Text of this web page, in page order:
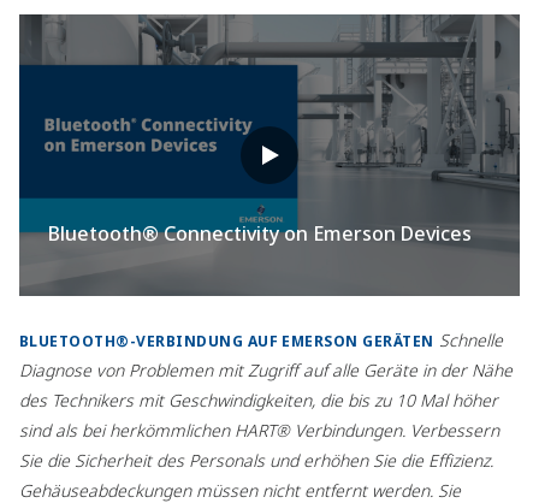
Bluetooth® Connectivity on Emerson Devices
BLUETOOTH®-VERBINDUNG AUF EMERSON GERÄTEN Schnelle
Diagnose von Problemen mit Zugriff auf alle Geräte in der Nähe
des Technikers mit Geschwindigkeiten, die bis zu 10 Mal höher
sind als bei herkömmlichen HART® Verbindungen. Verbessern
Sie die Sicherheit des Personals und erhöhen Sie die Effizienz.
Gehäuseabdeckungen müssen nicht entfernt werden. Sie